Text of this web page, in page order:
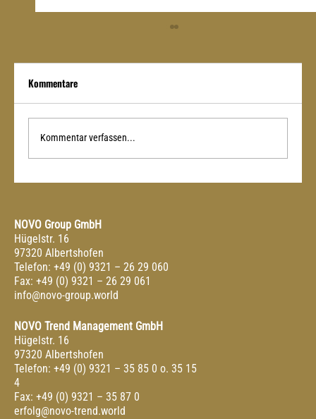
Kommentare
Kommentar verfassen...
NOVO Group GmbH
Hügelstr. 16
97320 Albertshofen
Telefon: +49 (0) 9321 – 26 29 060
Fax: +49 (0) 9321 – 26 29 061
info@novo-group.world
NOVO Trend Management GmbH
Hügelstr. 16
97320 Albertshofen
Telefon: +49 (0) 9321 – 35 85 0 o. 35 15
4
Fax: +49 (0) 9321 – 35 87 0
erfolg@novo-trend.world